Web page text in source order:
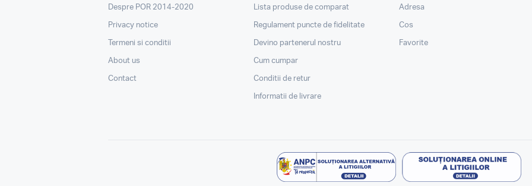
Despre POR 2014-2020
Privacy notice
Termeni si conditii
About us
Contact
Lista produse de comparat
Regulament puncte de fidelitate
Devino partenerul nostru
Cum cumpar
Conditii de retur
Informatii de livrare
Adresa
Cos
Favorite